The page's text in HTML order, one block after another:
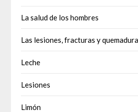
La salud de los hombres
Las lesiones, fracturas y
Leche
Lesiones
Limón